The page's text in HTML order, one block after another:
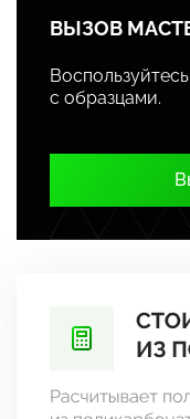
ВЫЗОВ
с образцами.